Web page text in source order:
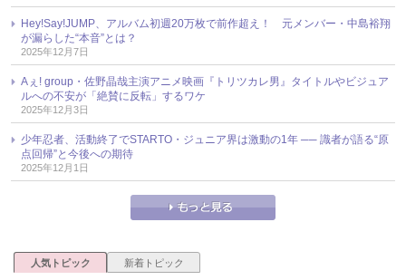
Hey!Say!JUMP、アルバム初週20万枚で前作超え！ 元メンバー・中島裕翔
が漏らした“本音”とは？
2025年12月7日
Aぇ! group・佐野晶哉主演アニメ映画『トリツカレ男』タイトルやビジュア
ルへの不安が「絶賛に反転」するワケ
2025年12月3日
少年忍者、活動終了でSTARTO・ジュニア界は激動の1年 ── 識者が語る“原
点回帰”と今後への期待
2025年12月1日
人気トピック 新着トピック